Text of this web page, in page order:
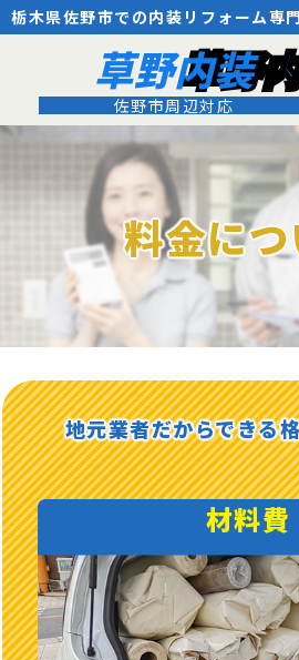
栃木県佐野市での内装リフォーム専
草野内装
佐野市周辺対応
料金に
地元業者だからできる
材料費